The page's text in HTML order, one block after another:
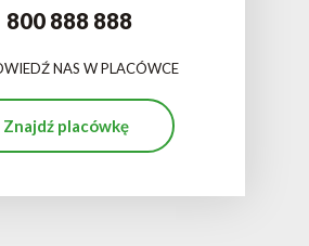
800 888 888
NAS W PLACÓWCE
Znajdź placówkę